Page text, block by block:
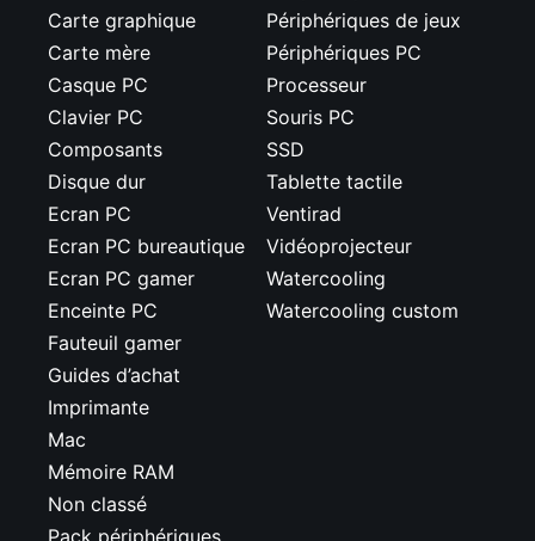
Carte graphique
Carte mère
Casque PC
Clavier PC
Composants
Disque dur
Ecran PC
Ecran PC bureautique
Ecran PC gamer
Enceinte PC
Fauteuil gamer
Guides d’achat
Imprimante
Mac
Mémoire RAM
Non classé
Pack périphériques
Périphériques de jeux
Périphériques PC
Processeur
Souris PC
SSD
Tablette tactile
Ventirad
Vidéoprojecteur
Watercooling
Watercooling custom